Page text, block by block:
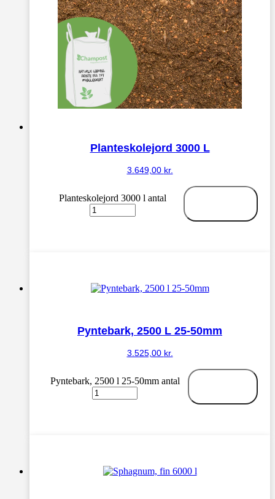
Planteskolejord 3000 L
3.649,00 kr.
Planteskolejord 3000 l antal
Pyntebark, 2500 L 25-50mm
3.525,00 kr.
Pyntebark, 2500 l 25-50mm antal